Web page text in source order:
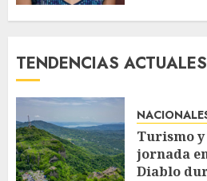
TENDENCIAS ACTUALES
Turismo
jornada
Diablo